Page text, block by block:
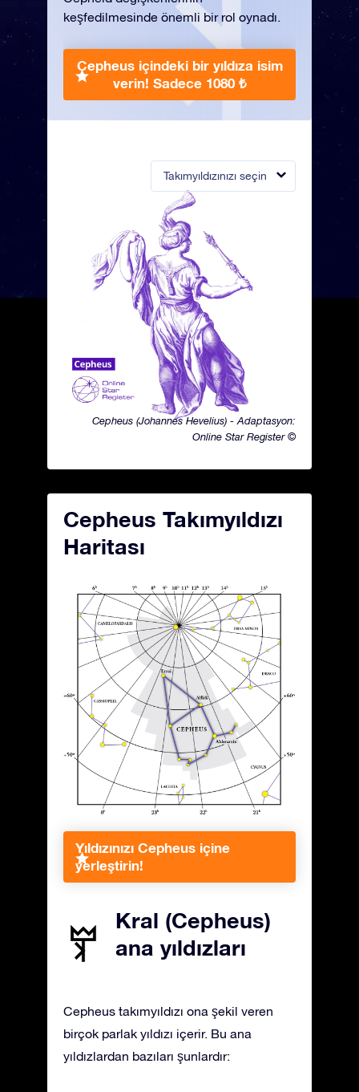
Takımyıldızınızı seçin
Cepheus (Johannes Hevelius) - Adaptasyon:
Online Star Register ©
keşfedilmesinde önemli bir rol oynadı.
Cepheus içindeki bir yıldıza isim
verin! Sadece 1080 ₺
Cepheus Takımyıldızı
Haritası
Yıldızınızı Cepheus içine
yerleştirin!
Kral (Cepheus)
ana yıldızları
Cepheus takımyıldızı ona şekil veren
birçok parlak yıldızı içerir. Bu ana
yıldızlardan bazıları şunlardır: